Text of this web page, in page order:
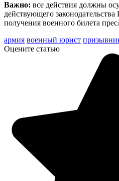
Важно: все действия должны
действующего
получения военного билета
армия военный юрист
Оцените статью